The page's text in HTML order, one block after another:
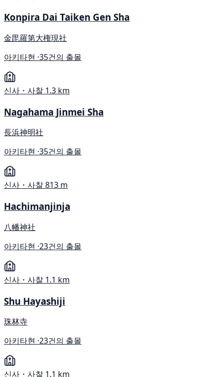
Konpira Dai Taiken Gen Sha
金毘羅第大権現社
아키타현 ·35건의 출몰
신사・사찰 1.3 km
Nagahama Jinmei Sha
長浜神明社
아키타현 ·35건의 출몰
신사・사찰813 m
Hachimanjinja
八幡神社
아키타현 ·23건의 출몰
신사・사찰 1.1 km
Shu Hayashiji
珠林寺
아키타현 ·23건의 출몰
신사・사찰 1.1 km